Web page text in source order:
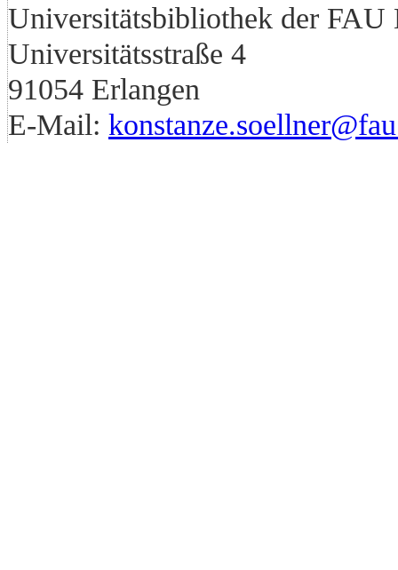
Universitätsbibliothek der FAU
Universitätsstraße 4
91054 Erlangen
E-Mail: